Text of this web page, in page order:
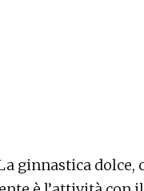
ginnastica dolce,